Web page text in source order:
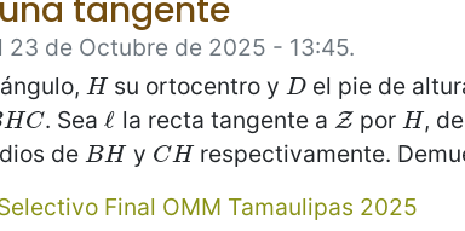
tangente
23 de Octubre de 2025 - 13:45.
H
Hsu ortocentro yD
D el pie de
HC
C . Seaℓ
ℓ la recta tangente a Z
Zpor H
H,
deBH
BH y CH
CH respectivamente.
Final OMM Tamaulipas 2025